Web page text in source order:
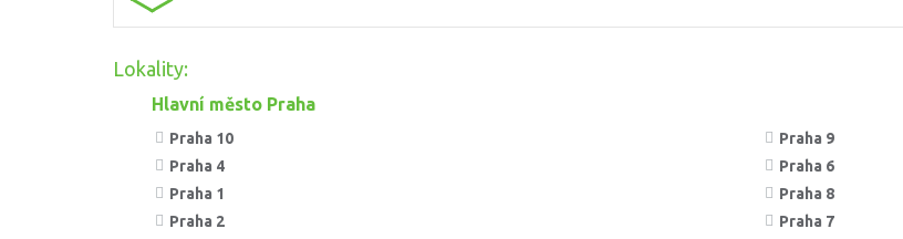
Lokality:
Hlavní město Praha
Praha 10
Praha 4
Praha 1
Praha 2
Praha 9
Praha 6
Praha 8
Praha 7